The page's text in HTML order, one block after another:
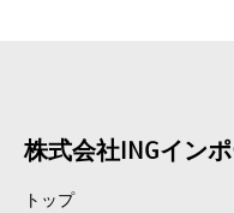
株式会社INGインポ
トップ